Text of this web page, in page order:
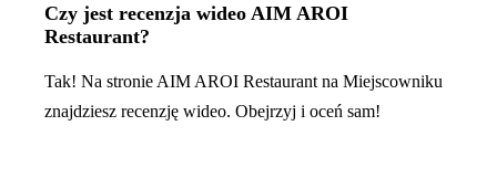
Czy jest recenzja wideo AIM AROI
Restaurant?
Tak! Na stronie AIM AROI Restaurant na Miejscowniku
znajdziesz recenzję wideo. Obejrzyj i oceń sam!